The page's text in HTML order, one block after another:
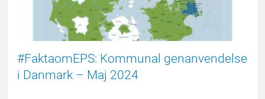
#FaktaomEPS: Kommunal genanvendelse
i Danmark – Maj 2024